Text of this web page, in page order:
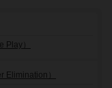
Play）
Elimination）